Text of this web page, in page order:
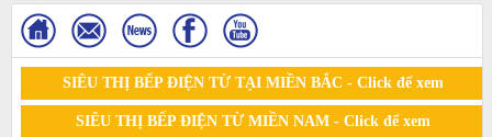
SIÊU THỊ BẾP ĐIỆN TỪ TẠI MIỀN BẮC - Click để xem
SIÊU THỊ BẾP ĐIỆN TỪ MIỀN NAM - Click để xem